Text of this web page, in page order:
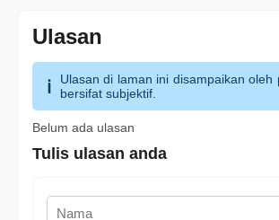
Ulasan
Ulasan di laman ini disampaikan oleh
bersifat subjektif.
Belum ada ulasan
Tulis ulasan anda